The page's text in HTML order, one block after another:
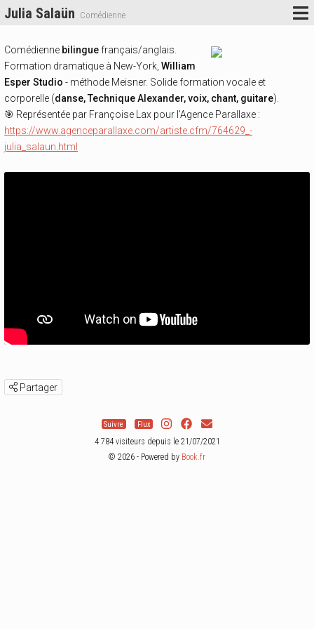
Julia Salaün Comédienne
Comédienne bilingue français/anglais.
Formation dramatique à New-York, William
Esper Studio - méthode Meisner. Solide formation vocale et
corporelle (danse, Technique Alexander, voix, chant, guitare).
🎯 Représentée par Françoise Lax pour l'Agence Parallaxe :
https://www.agenceparallaxe.com/artiste.cfm/764629_-
julia_salaun.html
Partager
Suivre Flux
4 784 visiteurs depuis le 21/07/2021
© 2026 - Powered by Book.fr